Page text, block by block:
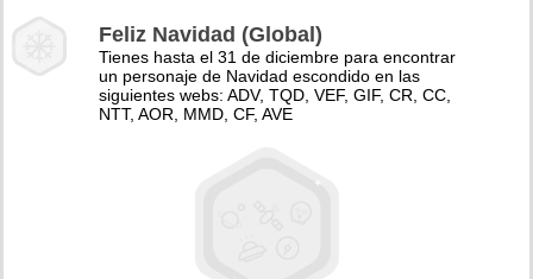
Feliz Navidad (Global)
Tienes hasta el 31 de diciembre para encontrar
un personaje de Navidad escondido en las
siguientes webs: ADV, TQD, VEF, GIF, CR, CC,
NTT, AOR, MMD, CF, AVE